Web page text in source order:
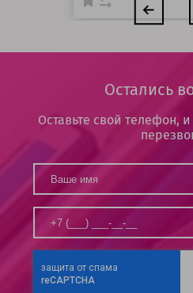
Остались
Оставьте свой телефон,